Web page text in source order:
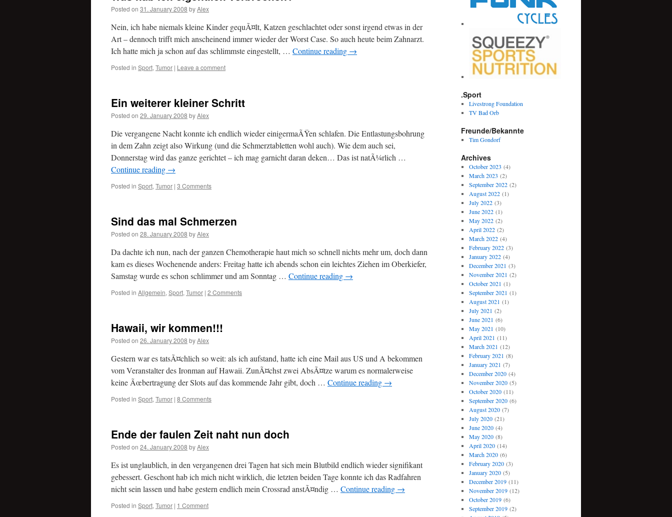
Posted on 31. January 2008 byAlex
Nein, ich habe niemals kleine Kinder gequÃ¤lt, Katzen geschlachtet oder sonst irgend etwas in der
Art – dennoch trifft mich anscheinend immer wieder der Worst Case. So auch heute beim Zahnarzt.
Ich hatte mich ja schon auf das schlimmste eingestellt, … Continue reading →
Posted in Sport, Tumor | Leave a comment
Ein weiterer kleiner Schritt
Posted on 29. January 2008 byAlex
Die vergangene Nacht konnte ich endlich wieder einigermaÃŸen schlafen. Die Entlastungsbohrung
in dem Zahn zeigt also Wirkung (und die Schmerztabletten wohl auch). Wie dem auch sei,
Donnerstag wird das ganze gerichtet – ich mag garnicht daran deken… Das ist natÃ¼rlich …
Continue reading →
Posted in Sport, Tumor | 3 Comments
Sind das mal Schmerzen
Posted on 28. January 2008 byAlex
Da dachte ich nun, nach der ganzen Chemotherapie haut mich so schnell nichts mehr um, doch dann
kam es dieses Wochenende anders: Freitag hatte ich abends schon ein leichtes Ziehen im Oberkiefer,
Samstag wurde es schon schlimmer und am Sonntag … Continue reading →
Posted in Allgemein, Sport, Tumor | 2 Comments
Hawaii, wir kommen!!!
Posted on 26. January 2008 byAlex
Gestern war es tatsÃ¤chlich so weit: als ich aufstand, hatte ich eine Mail aus US und A bekommen
vom Veranstalter des Ironman auf Hawaii. ZunÃ¤chst zwei AbsÃ¤tze warum es normalerweise
keine Ãœbertragung der Slots auf das kommende Jahr gibt, doch … Continue reading →
Posted in Sport, Tumor | 8 Comments
Ende der faulen Zeit naht nun doch
Posted on 24. January 2008 byAlex
Es ist unglaublich, in den vergangenen drei Tagen hat sich mein Blutbild endlich wieder signifikant
gebessert. Geschont hab ich mich nicht wirklich, die letzten beiden Tage konnte ich das Radfahren
nicht sein lassen und habe gestern endlich mein Crossrad anstÃ¤ndig … Continue reading →
Posted in Sport, Tumor | 1 Comment
.Sport
Livestrong Foundation
TV Bad Orb
Freunde/Bekannte
Tim Gondorf
Archives
October 2023 (4)
March 2023 (2)
September 2022(2)
August 2022(1)
July 2022(3)
June 2022(1)
May 2022(2)
April 2022(2)
March 2022(4)
February 2022(3)
January 2022(4)
December 2021 (3)
November 2021 (2)
October 2021 (1)
September 2021 (1)
August 2021 (1)
July 2021 (2)
June 2021 (6)
May 2021 (10)
April 2021 (11)
March 2021 (12)
February 2021 (8)
January 2021 (7)
December 2020(4)
November 2020(5)
October 2020(11)
September 2020(6)
August 2020(7)
July 2020(21)
June 2020(4)
May 2020(8)
April 2020(14)
March 2020(6)
February 2020(3)
January 2020(5)
December 2019(11)
November 2019(12)
October 2019(6)
September 2019(2)